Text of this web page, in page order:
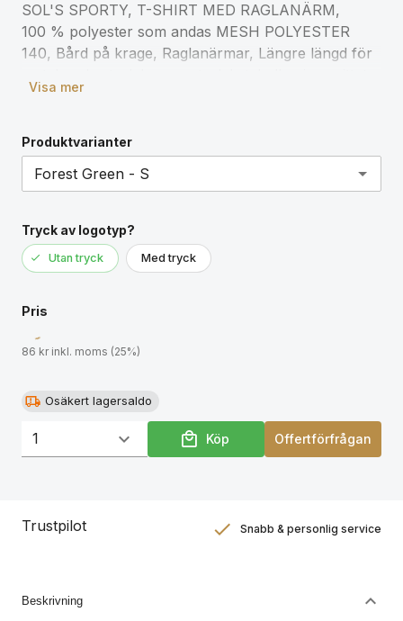
SOL'S SPORTY, T-SHIRT MED RAGLANÄRM,
100 % polyester som andas MESH POLYESTER
140, Bård på krage, Raglanärmar, Längre längd för
om produktdokumentation.
Visa mer
Produktvarianter
Tryck av logotyp?
Utan tryck Med tryck
Pris
86 kr inkl. moms (25%)
Osäkert lagersaldo
Köp Offertförfrågan
Trustpilot Snabb & personlig service
Beskrivning